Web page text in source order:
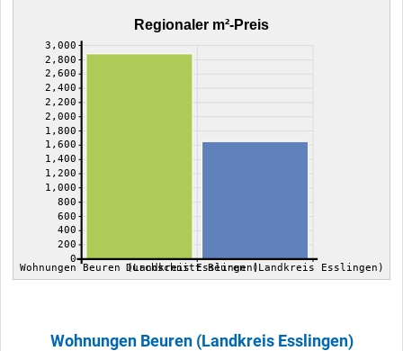
Regionaler m²-Preis
0
200
400
600
800
1,000
1,200
1,400
1,600
1,800
2,000
2,200
2,400
2,600
2,800
3,000
Wohnungen Beuren (Landkreis Esslingen)
Durchschnitt Beuren (Landkreis Esslingen)
Wohnungen Beuren (Landkreis Esslingen)